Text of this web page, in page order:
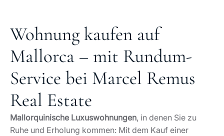
Wohnung kaufen auf
Mallorca – mit Rundum-
Service bei Marcel Remus
Real Estate
Mallorquinische Luxuswohnungen, in denen Sie zu
Ruhe und Erholung kommen: Mit dem Kauf einer